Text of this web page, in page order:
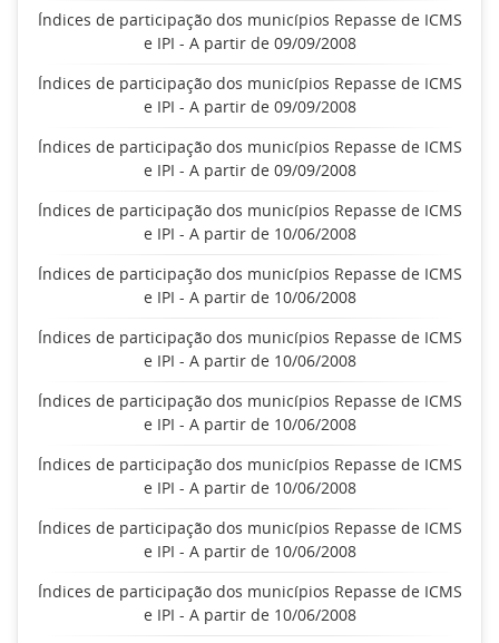
Índices de participação dos municípios Repasse de ICMS
e IPI - A partir de 09/09/2008
Índices de participação dos municípios Repasse de ICMS
e IPI - A partir de 09/09/2008
Índices de participação dos municípios Repasse de ICMS
e IPI - A partir de 09/09/2008
Índices de participação dos municípios Repasse de ICMS
e IPI - A partir de 10/06/2008
Índices de participação dos municípios Repasse de ICMS
e IPI - A partir de 10/06/2008
Índices de participação dos municípios Repasse de ICMS
e IPI - A partir de 10/06/2008
Índices de participação dos municípios Repasse de ICMS
e IPI - A partir de 10/06/2008
Índices de participação dos municípios Repasse de ICMS
e IPI - A partir de 10/06/2008
Índices de participação dos municípios Repasse de ICMS
e IPI - A partir de 10/06/2008
Índices de participação dos municípios Repasse de ICMS
e IPI - A partir de 10/06/2008